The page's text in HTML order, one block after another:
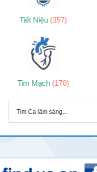
Tiết Niệu (357)
Tim Mạch (170)